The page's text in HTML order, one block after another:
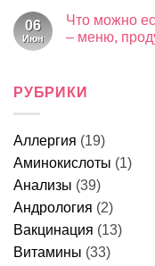
когда
срочно
к
без
боли
может
идти
к
врачу
записи
Почему
тошнит
у
и
когда
идти
к
врачу
06
Июн
Что можно
– меню,
Что
можно
колоноскопией
за
1
день
меню,
продукты
правила
питания
РУБРИКИ
Аллергия (19)
Аминокислоты (1)
Анализы (39)
Андрология (2)
Вакцинация (13)
Витамины (33)